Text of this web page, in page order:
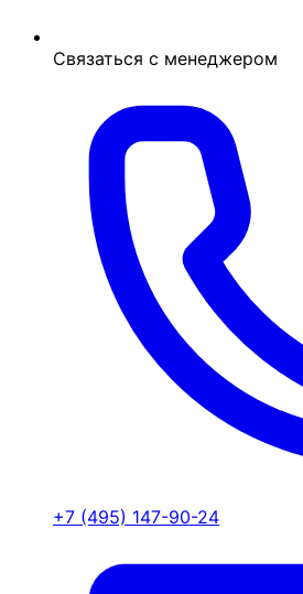
Связаться с менеджером
+7 (495) 147-90-24